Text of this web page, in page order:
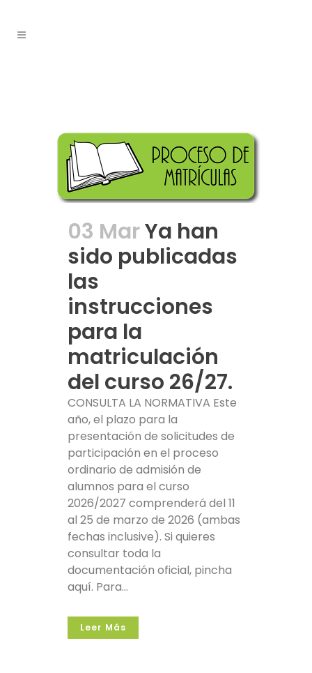
03 MarYa han
sido publicadas
las
instrucciones
para la
matriculación
del curso 26/27.
CONSULTA LA NORMATIVA Este
año, el plazo para la
presentación de solicitudes de
participación en el proceso
ordinario de admisión de
alumnos para el curso
2026/2027 comprenderá del 11
al 25 de marzo de 2026 (ambas
fechas inclusive). Si quieres
consultar toda la
documentación oficial, pincha
aquí. Para...
Leer Más